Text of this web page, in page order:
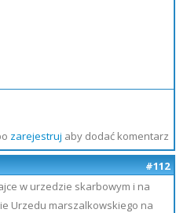
zarejestruj aby dodać komentarz
#112
w urzedzie skarbowym i na
Urzedu marszalkowskiego na